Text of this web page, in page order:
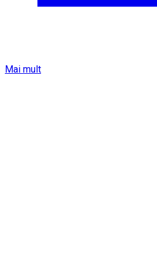
Mai mult